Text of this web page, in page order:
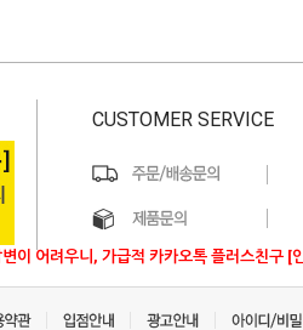
이 어려우니, 가급적 카카오톡 플러스친구 [
CUSTOMER SERVICE